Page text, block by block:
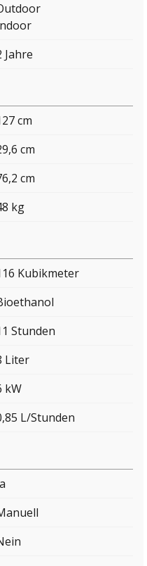
Jahre
cm
cm
cm
kg
Kubikmeter
Stunden
Liter
kW
L/Stunden